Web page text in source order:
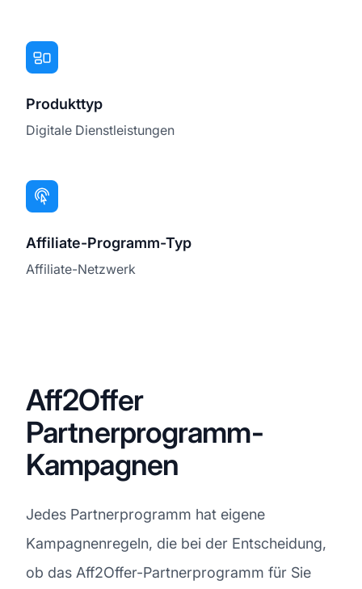
Produkttyp
Digitale Dienstleistungen
Affiliate-Programm-Typ
Affiliate-Netzwerk
Aff2Offer
Partnerprogramm-
Kampagnen
Jedes Partnerprogramm hat eigene
Kampagnenregeln, die bei der Entscheidung,
ob das Aff2Offer-Partnerprogramm für Sie